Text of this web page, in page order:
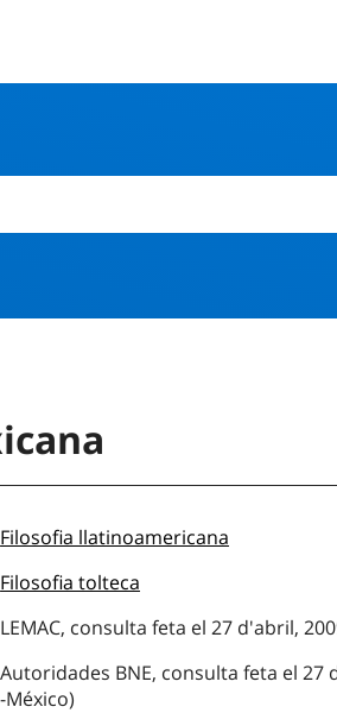
Filosofia llatinoamericana
Filosofia tolteca
LEMAC, consulta feta el 27 d'abril,
Autoridades BNE, consulta feta el 27
-México)